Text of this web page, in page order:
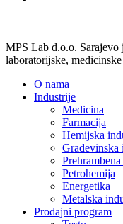
MPS Lab d.o.o. Sarajevo
laboratorijske,
O nama
Industrije
Medicina
Farmacija
Hemijska
Građevinska
Petrohemija
Energetika
Metalska
Prodajni program